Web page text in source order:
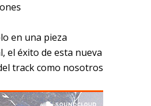
en una pieza
el éxito de esta nueva
track como nosotros